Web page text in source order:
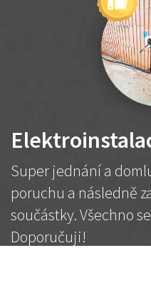
Super jednání a
poruchu a následně
součástky. Všechno
Doporučuji!